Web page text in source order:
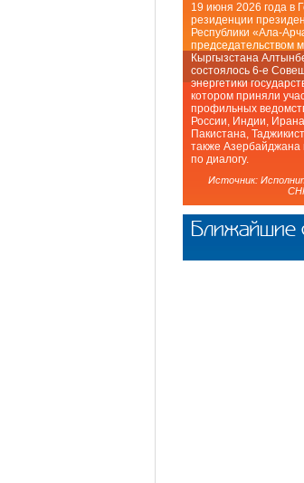
19 июня 2026 года в
резиденции
Республики «Ала-
председательством
Кыргызстана
состоялось 6-е
энергетики
котором приняли
профильных
России, Индии,
Пакистана,
также Азербайджана
по диалогу.
Источник:
Ближайшие